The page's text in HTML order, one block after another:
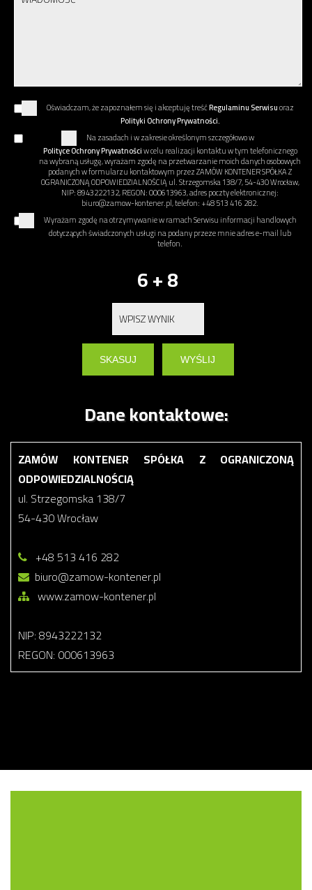
Oświadczam, że zapoznałem się i akceptuję treśćRegulaminu Serwisuoraz
Polityki Ochrony Prywatności.
Na zasadach i w zakresie określonym szczegółowo w
Polityce Ochrony Prywatnościw celu realizacji kontaktu w tym telefonicznego
na wybraną usługę, wyrażam zgodę na przetwarzanie moich danych osobowych
podanych w formularzu kontaktowym przez ZAMÓW KONTENER SPÓŁKA Z
OGRANICZONĄ ODPOWIEDZIALNOŚCIĄ ul. Strzegomska 138/7, 54-430 Wrocław,
NIP: 8943222132, REGON: 000613963, adres poczty elektronicznej:
biuro@zamow-kontener.pl, telefon: +48 513 416 282.
Wyrażam zgodę na otrzymywanie w ramach Serwisu informacji handlowych
dotyczących świadczonych usługi na podany przeze mnie adres e-mail lub
telefon.
6 + 8
Dane kontaktowe:
ZAMÓW KONTENER SPÓŁKA Z OGRANICZONĄ
ODPOWIEDZIALNOŚCIĄ
ul. Strzegomska 138/7
54-430 Wrocław
+48 513 416 282
biuro@zamow-kontener.pl
www.zamow-kontener.pl
NIP: 8943222132
REGON: 000613963